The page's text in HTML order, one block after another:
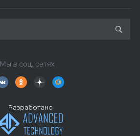
Мы в соц. сетях
Разработано